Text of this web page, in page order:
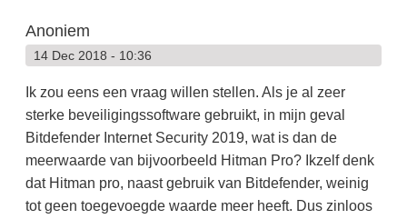
Anoniem
14 Dec 2018 - 10:36
Ik zou eens een vraag willen stellen. Als je al zeer
sterke beveiligingssoftware gebruikt, in mijn geval
Bitdefender Internet Security 2019, wat is dan de
meerwaarde van bijvoorbeeld Hitman Pro? Ikzelf denk
dat Hitman pro, naast gebruik van Bitdefender, weinig
tot geen toegevoegde waarde meer heeft. Dus zinloos